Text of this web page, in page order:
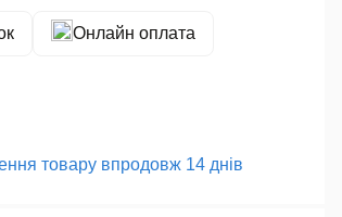
Онлайн оплата
товару впродовж 14 днів